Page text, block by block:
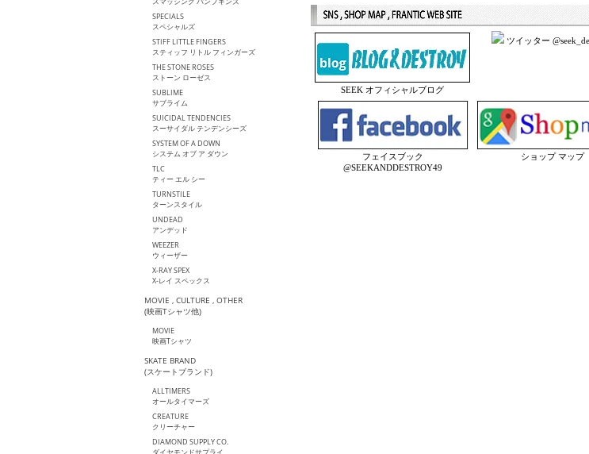
SPECIALS
スペシャルズ
STIFF LITTLE FINGERS
スティッフ リトル フィンガーズ
THE STONE ROSES
ストーン ローゼス
SUBLIME
サブライム
SUICIDAL TENDENCIES
スーサイダル テンデンシーズ
SYSTEM OF A DOWN
システム オブ ア ダウン
TLC
ティー エル シー
TURNSTILE
ターンスタイル
UNDEAD
アンデッド
WEEZER
ウィーザー
X-RAY SPEX
X-レイ スペックス
MOVIE , CULTURE , OTHER
(映画Tシャツ他)
MOVIE
映画Tシャツ
SKATE BRAND
(スケートブランド)
ALLTIMERS
オールタイマーズ
CREATURE
クリーチャー
DIAMOND SUPPLY CO.
SEEK オフィシャルブログ
ツイッター
フェイスブック
@SEEKANDDESTROY49
ショップ マップ